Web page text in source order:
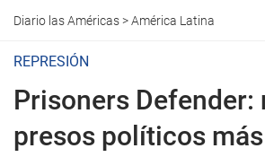
Diario las Américas>América Latina
REPRESIÓN
Prisoners Defender:
presos políticos